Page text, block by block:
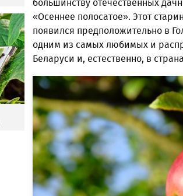
большинству отечественных
«Осеннее полосатое». Этот
появился предположительно в
одним из самых любимых и
Беларуси и, естественно, в